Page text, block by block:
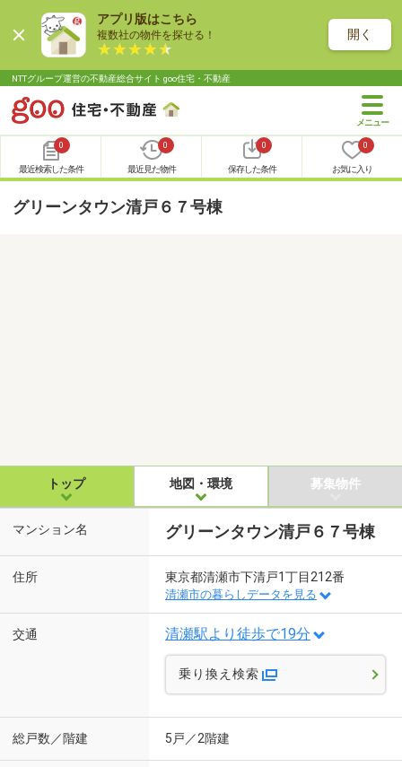
アプリ版はこちら
複数社の物件を探せる！ 開く
NTTグループ運営の不動産総合サイト goo住宅・不動産
0
最近検索した条件
0
最近見た物件
0
保存した条件
0
お気に入り
グリーンタウン清戸６７号棟
トップ 地図・環境 募集物件
マンション名 グリーンタウン清戸６７号棟
住所 東京都清瀬市下清戸1丁目212番
清瀬市の暮らしデータを見る
交通 清瀬駅より徒歩で19分
乗り換え検索
総戸数／階建 5戸／2階建